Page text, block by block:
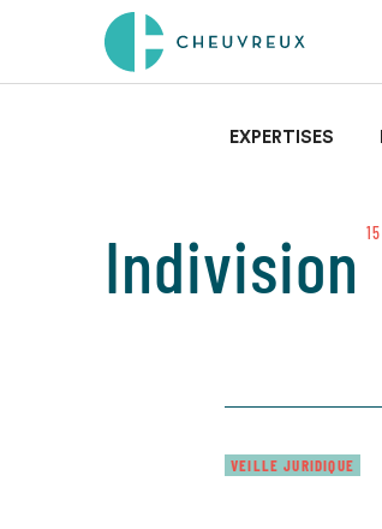
EXPERTISES
Indivision 15
VEILLE JURIDIQUE